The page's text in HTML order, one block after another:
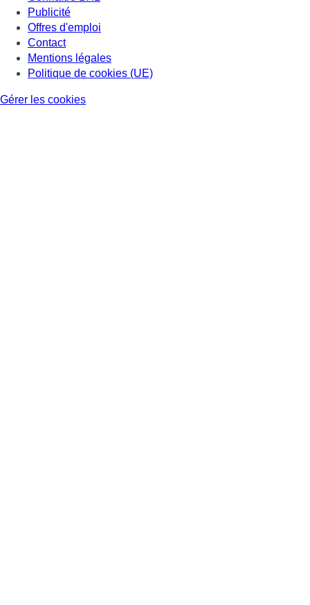
Publicité
Offres d'emploi
Contact
Mentions légales
Politique de cookies (UE)
Gérer les cookies